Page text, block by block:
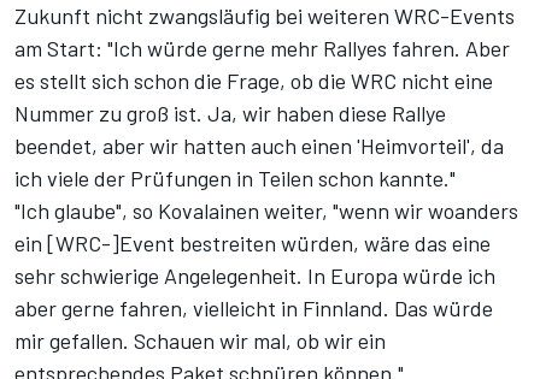
Zukunft nicht zwangsläufig bei weiteren WRC-Events
am Start: "Ich würde gerne mehr Rallyes fahren. Aber
es stellt sich schon die Frage, ob die WRC nicht eine
Nummer zu groß ist. Ja, wir haben diese Rallye
beendet, aber wir hatten auch einen 'Heimvorteil', da
ich viele der Prüfungen in Teilen schon kannte."
"Ich glaube", so Kovalainen weiter, "wenn wir woanders
ein [WRC-]Event bestreiten würden, wäre das eine
sehr schwierige Angelegenheit. In Europa würde ich
aber gerne fahren, vielleicht in Finnland. Das würde
mir gefallen. Schauen wir mal, ob wir ein
entsprechendes Paket schnüren können."